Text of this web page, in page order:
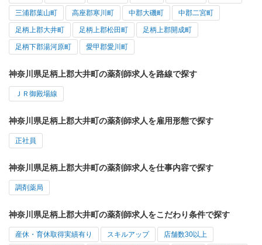
三浦郡葉山町 高座郡寒川町 中郡大磯町 中郡二宮町
足柄上郡大井町 足柄上郡松田町 足柄上郡開成町
足柄下郡湯河原町 愛甲郡愛川町
神奈川県足柄上郡大井町の薬剤師求人を路線で探す
ＪＲ御殿場線
神奈川県足柄上郡大井町の薬剤師求人を雇用形態で探す
正社員
神奈川県足柄上郡大井町の薬剤師求人を仕事内容で探す
調剤薬局
神奈川県足柄上郡大井町の薬剤師求人をこだわり条件で探す
産休・育休取得実績有り スキルアップ 店舗数30以上